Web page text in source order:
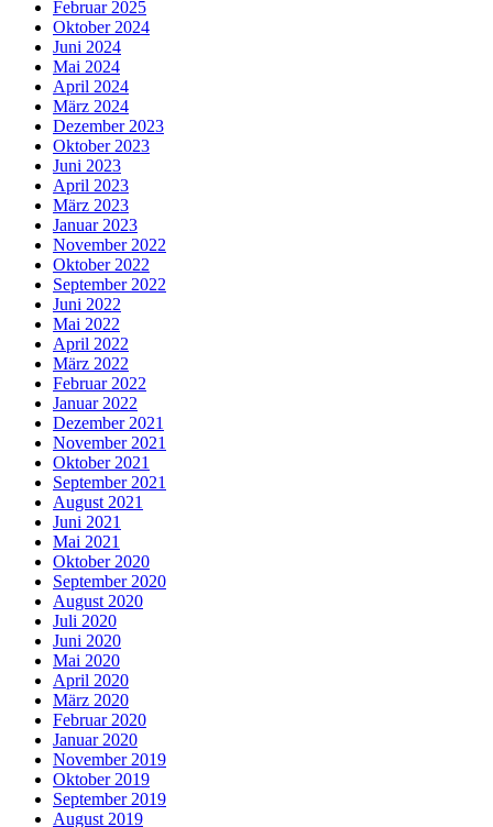
Februar 2025
Oktober 2024
Juni 2024
Mai 2024
April 2024
März 2024
Dezember 2023
Oktober 2023
Juni 2023
April 2023
März 2023
Januar 2023
November 2022
Oktober 2022
September 2022
Juni 2022
Mai 2022
April 2022
März 2022
Februar 2022
Januar 2022
Dezember 2021
November 2021
Oktober 2021
September 2021
August 2021
Juni 2021
Mai 2021
Oktober 2020
September 2020
August 2020
Juli 2020
Juni 2020
Mai 2020
April 2020
März 2020
Februar 2020
Januar 2020
November 2019
Oktober 2019
September 2019
August 2019